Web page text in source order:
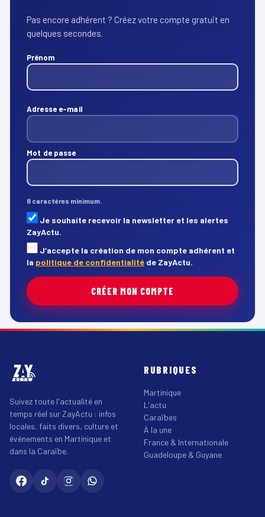
Pas encore adhérent ? Créez votre compte gratuit en
quelques secondes.
Prénom
Adresse e-mail
Mot de passe
8 caractères minimum.
Je souhaite recevoir la newsletter et les alertes
ZayActu.
J’accepte la création de mon compte adhérent et
la politique de confidentialité de ZayActu.
CRÉER MON COMPTE
Suivez toute l'actualité en
temps réel sur ZayActu : infos
locales, faits divers, culture et
événements en Martinique et
dans la Caraïbe.
RUBRIQUES
Martinique
L'actu
Caraïbes
À la une
France & Internationale
Guadeloupe & Guyane